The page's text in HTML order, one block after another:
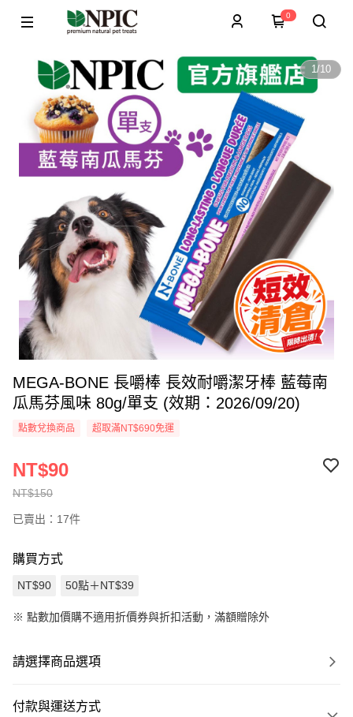
0
1/10
MEGA-BONE 長嚼棒 長效耐嚼潔牙棒 藍莓南
瓜馬芬風味 80g/單支 (效期：2026/09/20)
點數兌換商品 超取滿NT$690免運
NT$150
NT$90
已賣出：17件
購買方式
NT$90 50點＋NT$39
※ 點數加價購不適用折價券與折扣活動，滿額贈除外
請選擇商品選項
付款與運送方式